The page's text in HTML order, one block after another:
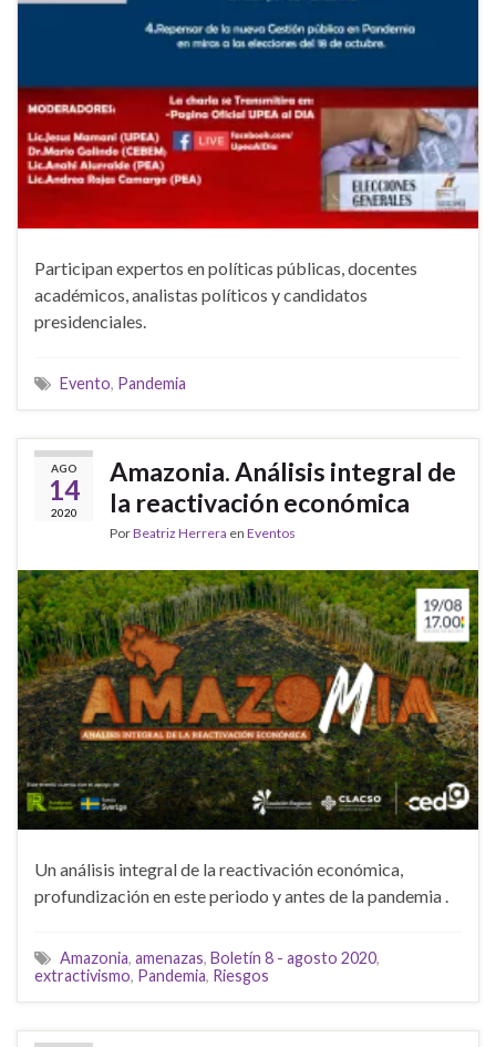
Participan expertos en políticas públicas, docentes
académicos, analistas políticos y candidatos
presidenciales.
Evento, Pandemia
AGO
14
2020
Amazonia. Análisis integral de
la reactivación económica
PorBeatriz Herrera en Eventos
Un análisis integral de la reactivación económica,
profundización en este periodo y antes de la pandemia .
Amazonia, amenazas, Boletín 8 - agosto 2020,
extractivismo, Pandemia, Riesgos